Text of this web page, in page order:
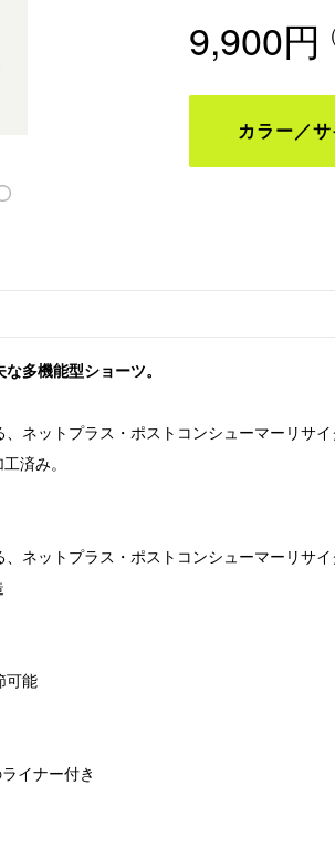
9,900円
カラー／
多機能型ショーツ。
ネットプラス・ポストコンシューマーリサ
済み。
ネットプラス・ポストコンシューマーリサ
可能
イナー付き